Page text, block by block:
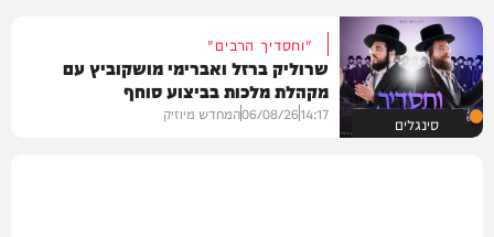
סינגלים
"וחסדיך הרבים"
שרוליק ברזל ואברימי מושקוביץ עם
מקהלת מלכות בביצוע סוחף
14:17
06/08/26המחדש מיוזיק